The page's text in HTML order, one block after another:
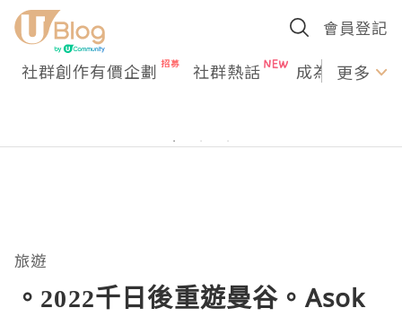
會員登記
社群創作有價企劃 社群熱話 成為U更多
旅遊
。2022千日後重遊曼谷。Asok